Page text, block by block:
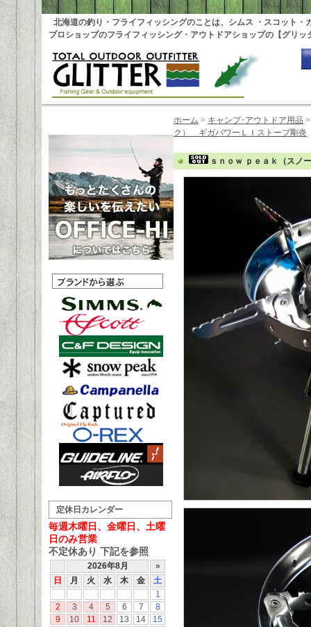
北海道の釣り・フライフィッシングのことは、シムス ・スコット・
プロショップのフライフィッシング・アウトドアショップの【グリッ
定休日カレンダー
毎週木曜日、金曜日、土曜
日のみ営業
不定休あり 下記を参照
ホーム > キャンプ･アウトドア用品
ク） ギガパワーＬＩストーブ剛炎
ｓｎｏｗ ｐｅａｋ（スノ